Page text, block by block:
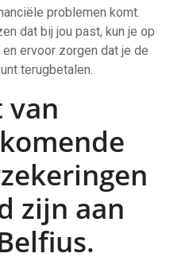
problemen komt.
dat bij jou past, kun je op
ervoor zorgen dat je de
terugbetalen.
van
zijn aan